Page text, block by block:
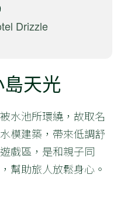
Drizzle
天光
水池所環繞，故取名
模建築，帶來低調舒
戲區，是和親子同
幫助旅人放鬆身心。